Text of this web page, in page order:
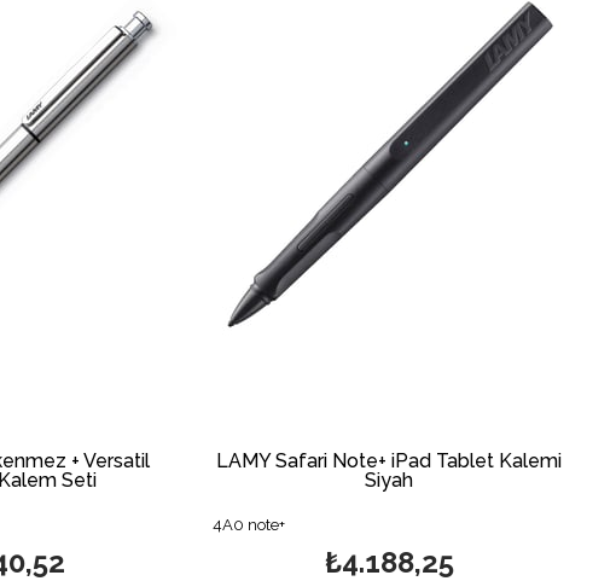
+ Versatil
Seti
LAMY Safari Note+ iPad Tablet Kalemi
Siyah
4A0 note+
₺4.188,25